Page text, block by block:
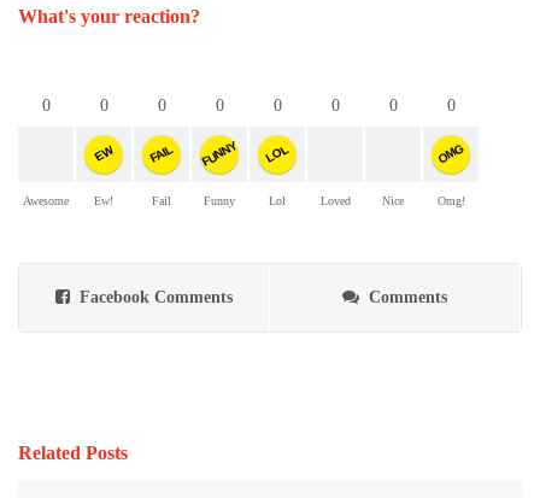
What's your reaction?
0
Awesome
0
EW
Ew!
0
FAIL
Fail
0
FUNNY
Funny
0
LOL
Lol
0
Loved
0
Nice
0
OMG
Omg!
Facebook Comments Comments
Related Posts